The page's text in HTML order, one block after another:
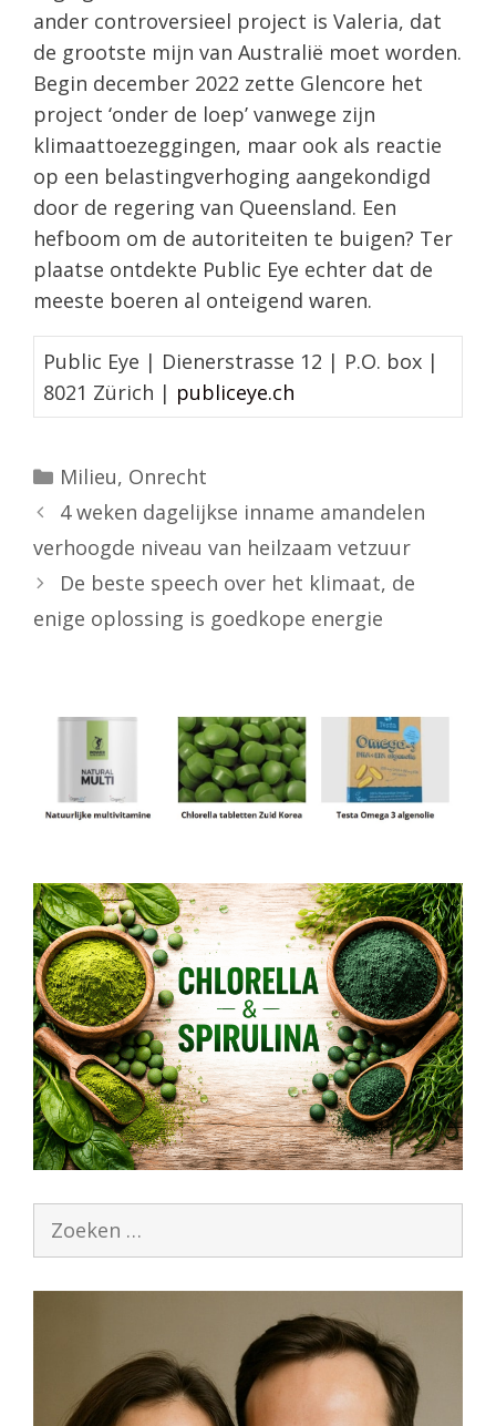
ander controversieel project is Valeria, dat
de grootste mijn van Australië moet worden.
Begin december 2022 zette Glencore het
project ‘onder de loep’ vanwege zijn
klimaattoezeggingen, maar ook als reactie
op een belastingverhoging aangekondigd
door de regering van Queensland. Een
hefboom om de autoriteiten te buigen? Ter
plaatse ontdekte Public Eye echter dat de
meeste boeren al onteigend waren.
Public Eye | Dienerstrasse 12 | P.O. box |
8021 Zürich | publiceye.ch
Categorieën
Milieu, Onrecht
4 weken dagelijkse inname amandelen
verhoogde niveau van heilzaam vetzuur
De beste speech over het klimaat, de
enige oplossing is goedkope energie
Zoek